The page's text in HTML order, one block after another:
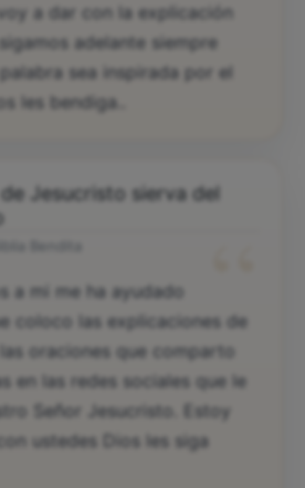
a dar con la explicación
adelante siempre
sea inspirada por el
les bendiga..
de Jesucristo sierva del
“
a mi me ha ayudado
coloco las explicaciones de
oraciones que comparto
en las redes sociales que le
Señor Jesucristo. Estoy
ustedes Dios les siga